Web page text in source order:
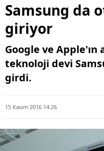
Samsung da
giriyor
Google ve
teknoloji devi
girdi.
15 Kasım 2016 14:26